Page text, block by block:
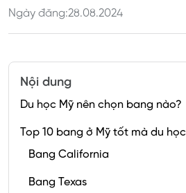
Ngày đăng:28.08.2024
Nội dung
Du học Mỹ nên chọn bang nào?
Top 10 bang ở Mỹ tốt mà du
Bang California
Bang Texas